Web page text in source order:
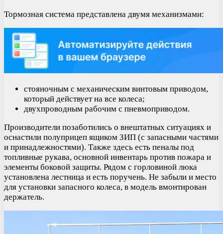
Тормозная система представлена двумя механизмами:
стояночным с механическим винтовым приводом,
который действует на все колеса;
двухпроводным рабочим с пневмоприводом.
Производители позаботились о внештатных ситуациях и
оснастили полуприцеп ящиком ЗИП (с запасными частями
и принадлежностями). Также здесь есть пеналы под
топливные рукава, основной инвентарь против пожара и
элементы боковой защиты. Рядом с горловиной люка
установлена лестница и есть поручень. Не забыли и место
для установки запасного колеса, в модель вмонтирован
держатель.